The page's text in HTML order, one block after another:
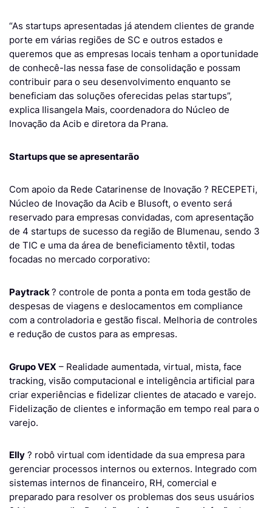
“As startups apresentadas já atendem clientes de grande
porte em várias regiões de SC e outros estados e
queremos que as empresas locais tenham a oportunidade
de conhecê-las nessa fase de consolidação e possam
contribuir para o seu desenvolvimento enquanto se
beneficiam das soluções oferecidas pelas startups”,
explica Ilisangela Mais, coordenadora do Núcleo de
Inovação da Acib e diretora da Prana.
Startups que se apresentarão
Com apoio da Rede Catarinense de Inovação ? RECEPETi,
Núcleo de Inovação da Acib e Blusoft, o evento será
reservado para empresas convidadas, com apresentação
de 4 startups de sucesso da região de Blumenau, sendo 3
de TIC e uma da área de beneficiamento têxtil, todas
focadas no mercado corporativo:
Paytrack? controle de ponta a ponta em toda gestão de
despesas de viagens e deslocamentos em compliance
com a controladoria e gestão fiscal. Melhoria de controles
e redução de custos para as empresas.
Grupo VEX – Realidade aumentada, virtual, mista, face
tracking, visão computacional e inteligência artificial para
criar experiências e fidelizar clientes de atacado e varejo.
Fidelização de clientes e informação em tempo real para o
varejo.
Elly ? robô virtual com identidade da sua empresa para
gerenciar processos internos ou externos. Integrado com
sistemas internos de financeiro, RH, comercial e
preparado para resolver os problemas dos seus usuários